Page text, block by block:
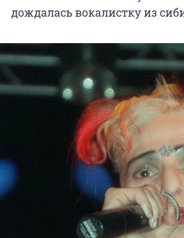
дождалась вокалистку из